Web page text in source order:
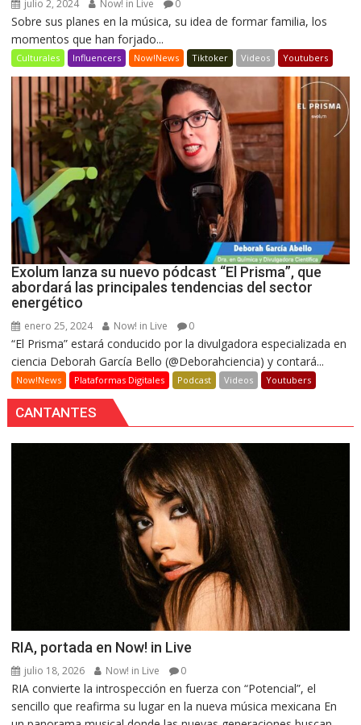
julio 2, 2024 Now! in Live 0
Sobre sus planes en la música, su idea de formar familia, los
momentos que han forjado...
Culturales Influencers Now!News Tiktoker Videos Youtubers
Exolum lanza su nuevo pódcast “El Prisma”, que
abordará las principales tendencias del sector
energético
enero 25, 2024 Now! in Live 0
“El Prisma” estará conducido por la divulgadora especializada en
ciencia Deborah García Bello (@Deborahciencia) y contará...
Now!News Plataformas Digitales Podcast Videos Youtubers
CANTANTES
RIA, portada en Now! in Live
julio 18, 2026 Now! in Live 0
RIA convierte la introspección en fuerza con “Potencial”, el
sencillo que reafirma su lugar en la nueva música mexicana En